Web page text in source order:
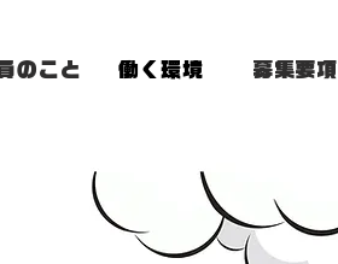
のこと 働く環境 募集要項